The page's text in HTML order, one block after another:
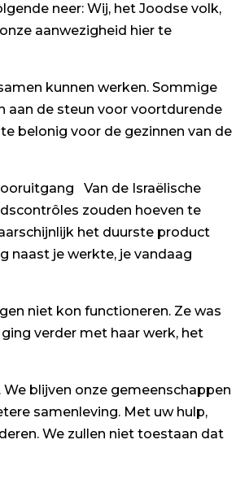
neer: Wij, het Joodse volk,
aanwezigheid hier te
kunnen werken. Sommige
aan de steun voor voortdurende
belonig voor de gezinnen van de
Van de Israëlische
zouden hoeven te
het duurste product
naast je werkte, je vandaag
niet kon functioneren. Ze was
verder met haar werk, het
blijven onze gemeenschappen
samenleving. Met uw hulp,
We zullen niet toestaan dat